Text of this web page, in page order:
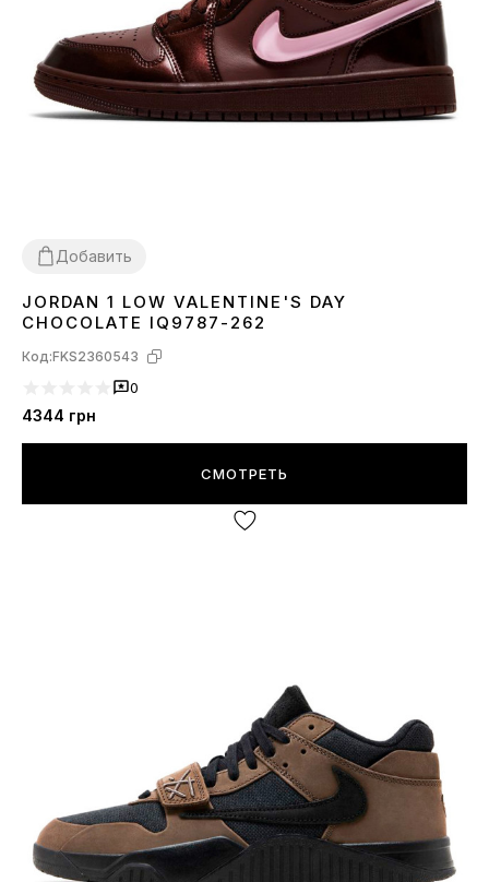
Добавить
3738394041
JORDAN 1 LOW VALENTINE'S DAY
CHOCOLATE IQ9787-262
Код:FKS2360543
0
4344 грн
СМОТРЕТЬ